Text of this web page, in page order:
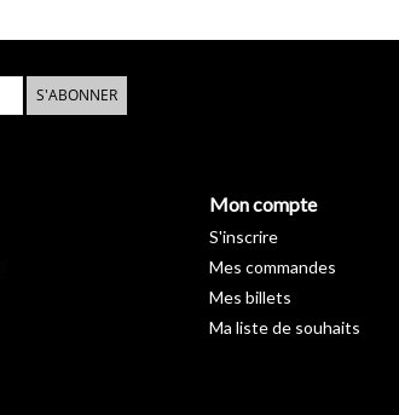
S'ABONNER
Mon compte
S'inscrire
Mes commandes
Mes billets
Ma liste de souhaits